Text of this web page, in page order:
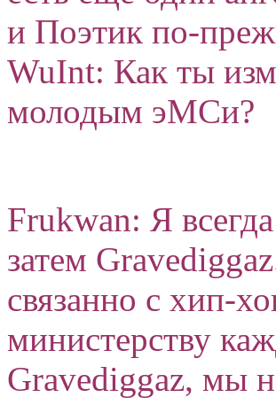
и Поэтик по-
WuInt: Как ты
молодым эМСи?
Frukwan: Я
затем
связанно с хип-
министерству
Gravediggaz, мы